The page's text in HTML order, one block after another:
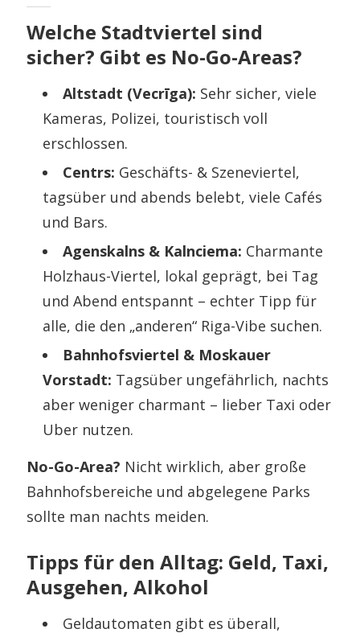
Welche Stadtviertel sind
sicher? Gibt es No-Go-Areas?
Altstadt (Vecrīga): Sehr sicher, viele
Kameras, Polizei, touristisch voll
erschlossen.
Centrs: Geschäfts- & Szeneviertel,
tagsüber und abends belebt, viele Cafés
und Bars.
Agenskalns & Kalnciema: Charmante
Holzhaus-Viertel, lokal geprägt, bei Tag
und Abend entspannt – echter Tipp für
alle, die den „anderen“ Riga-Vibe suchen.
Bahnhofsviertel & Moskauer
Vorstadt: Tagsüber ungefährlich, nachts
aber weniger charmant – lieber Taxi oder
Uber nutzen.
No-Go-Area? Nicht wirklich, aber große
Bahnhofsbereiche und abgelegene Parks
sollte man nachts meiden.
Tipps für den Alltag: Geld, Taxi,
Ausgehen, Alkohol
Geldautomaten gibt es überall,